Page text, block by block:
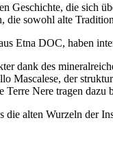
die sich
sowohl alte
Etna DOC, haben
dank des
der
Nere tragen
alten Wurzeln der